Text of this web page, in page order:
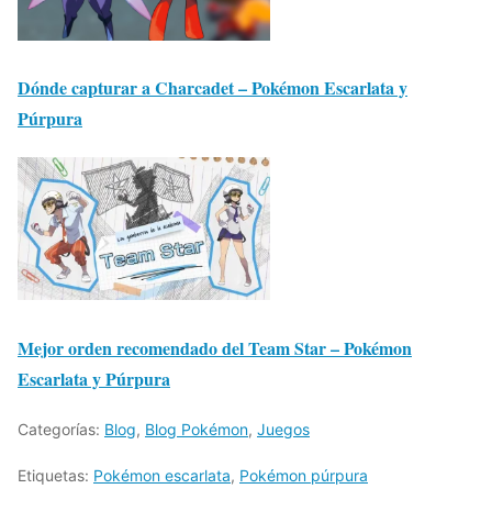
Dónde capturar a Charcadet – Pokémon Escarlata y
Púrpura
Mejor orden recomendado del Team Star – Pokémon
Escarlata y Púrpura
Categorías: Blog, Blog Pokémon, Juegos
Etiquetas: Pokémon escarlata, Pokémon púrpura